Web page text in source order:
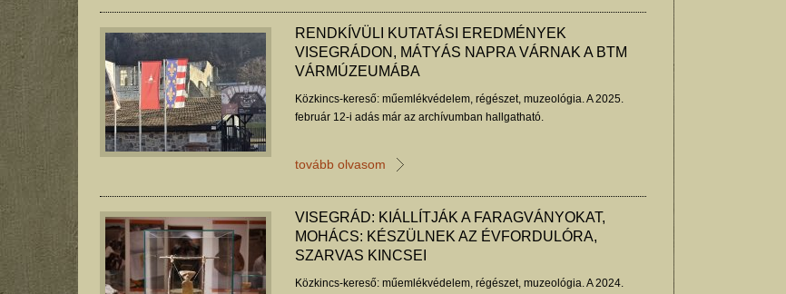
RENDKÍVÜLI KUTATÁSI EREDMÉNYEK
VISEGRÁDON, MÁTYÁS NAPRA VÁRNAK A BTM
VÁRMÚZEUMÁBA
Közkincs-kereső: műemlékvédelem, régészet, muzeológia. A 2025.
február 12-i adás már az archívumban hallgatható.
tovább olvasom
VISEGRÁD: KIÁLLÍTJÁK A FARAGVÁNYOKAT,
MOHÁCS: KÉSZÜLNEK AZ ÉVFORDULÓRA,
SZARVAS KINCSEI
Közkincs-kereső: műemlékvédelem, régészet, muzeológia. A 2024.